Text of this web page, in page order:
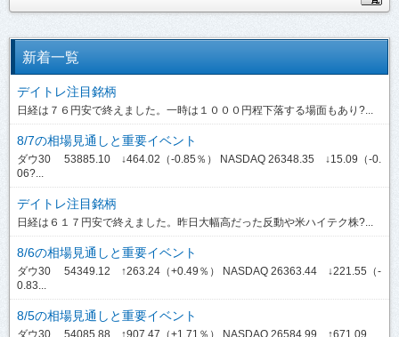
新着一覧
デイトレ注目銘柄
日経は７６円安で終えました。一時は１０００円程下落する場面もあり?...
8/7の相場見通しと重要イベント
ダウ30 53885.10 ↓464.02（-0.85％） NASDAQ 26348.35 ↓15.09（-0.
06?...
デイトレ注目銘柄
日経は６１７円安で終えました。昨日大幅高だった反動や米ハイテク株?...
8/6の相場見通しと重要イベント
ダウ30 54349.12 ↑263.24（+0.49％） NASDAQ 26363.44 ↓221.55（-
0.83...
8/5の相場見通しと重要イベント
ダウ30 54085.88 ↑907.47（+1.71％） NASDAQ 26584.99 ↑671.09